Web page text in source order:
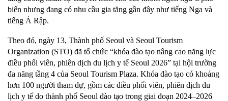
biến nhưng đang có nhu cầu gia tăng gần đây như tiếng Nga và
tiếng Ả Rập.
Theo đó, ngày 13, Thành phố Seoul và Seoul Tourism
Organization (STO) đã tổ chức “khóa đào tạo nâng cao năng lực
điều phối viên, phiên dịch du lịch y tế Seoul 2026” tại hội trường
đa năng tầng 4 của Seoul Tourism Plaza. Khóa đào tạo có khoảng
hơn 100 người tham dự, gồm các điều phối viên, phiên dịch du
lịch y tế do thành phố Seoul đào tạo trong giai đoạn 2024–2026